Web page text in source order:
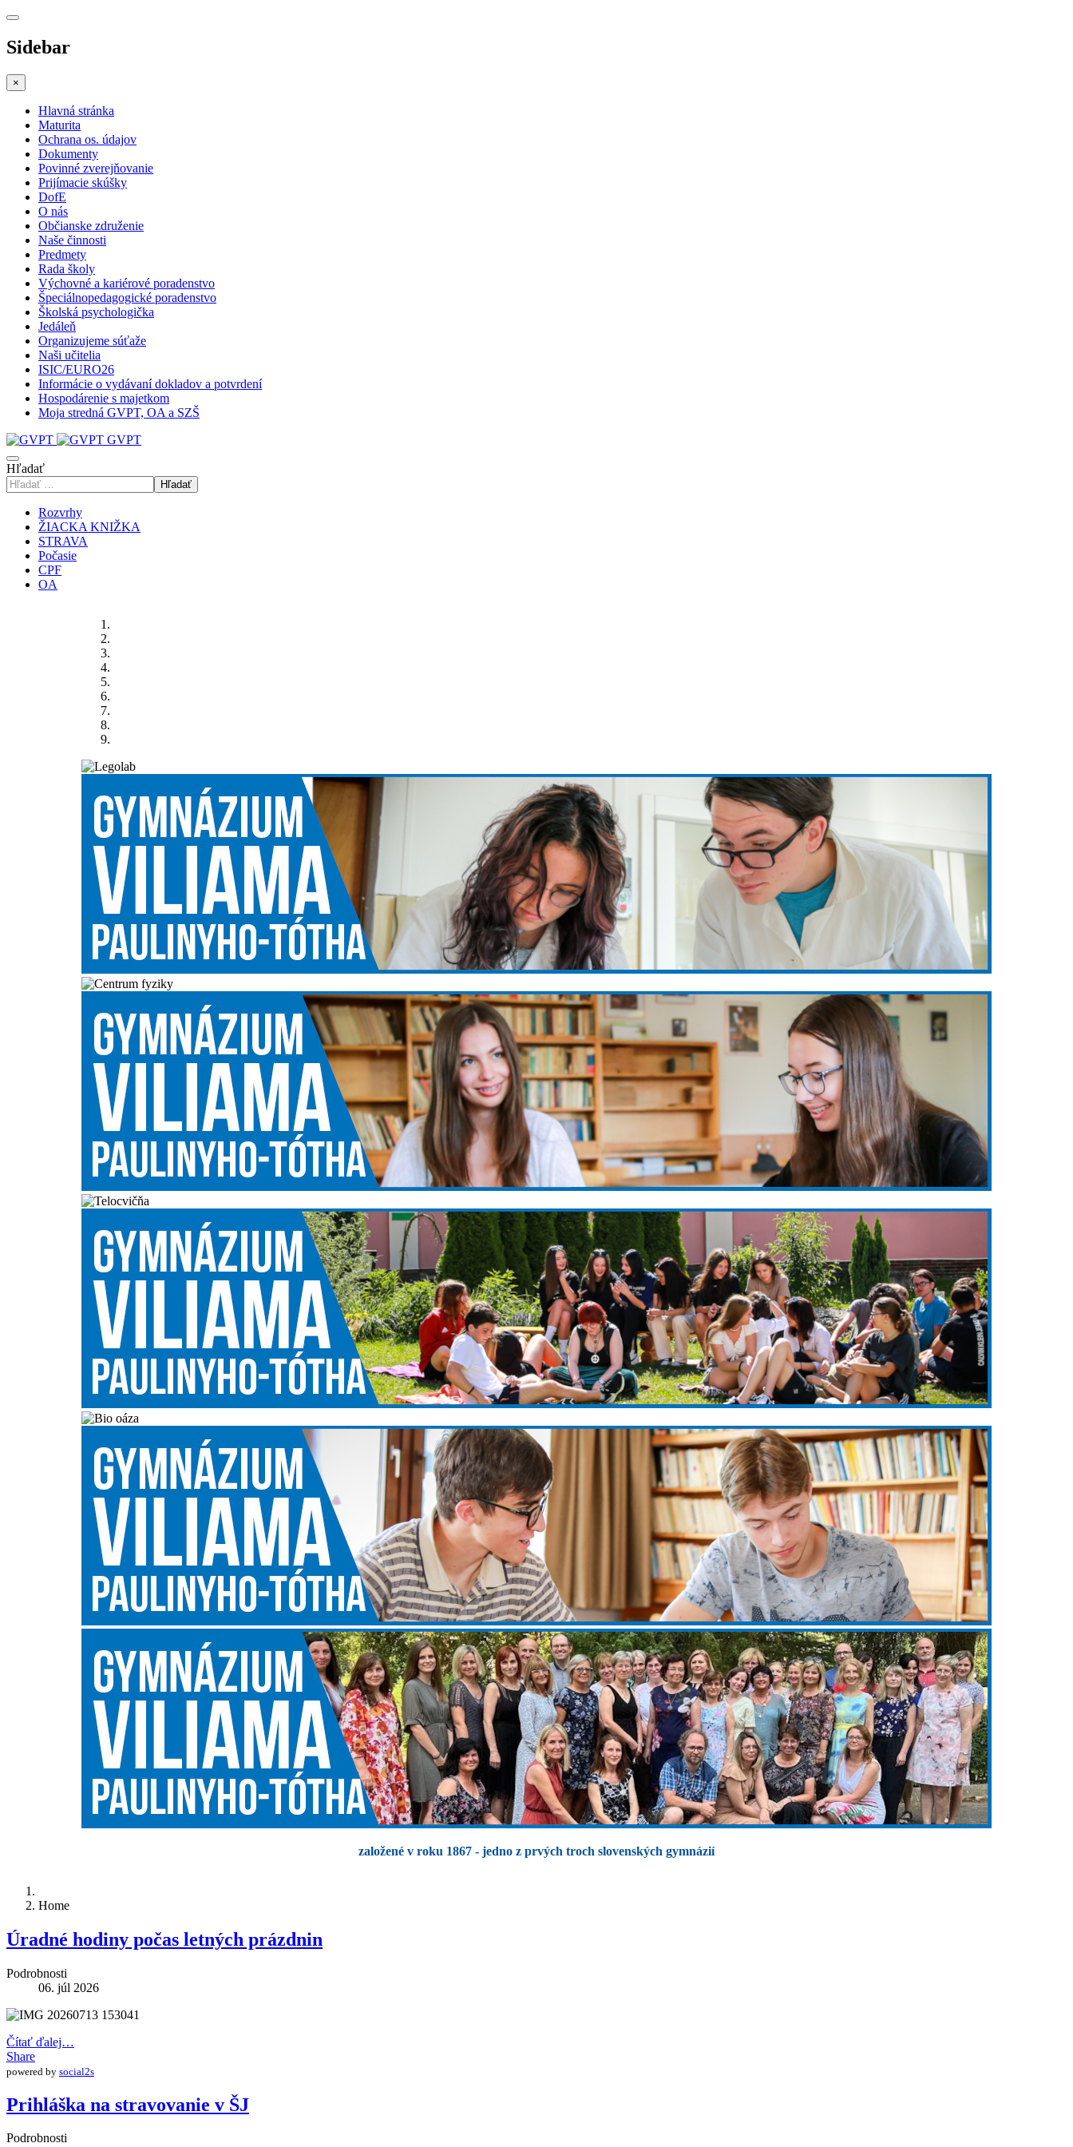
Sidebar
×
Hlavná stránka
Maturita
Ochrana os. údajov
Dokumenty
Povinné zverejňovanie
Prijímacie skúšky
DofE
O nás
Občianske združenie
Naše činnosti
Predmety
Rada školy
Výchovné a kariérové poradenstvo
Špeciálnopedagogické poradenstvo
Školská psychologička
Jedáleň
Organizujeme súťaže
Naši učitelia
ISIC/EURO26
Informácie o vydávaní dokladov a potvrdení
Hospodárenie s majetkom
Moja stredná GVPT, OA a SZŠ
GVPT
Hľadať
Hľadať
Rozvrhy
ŽIACKA KNIŽKA
STRAVA
Počasie
CPF
OA
založené v roku 1867 - jedno z prvých troch slovenských gymnázií
Home
Úradné hodiny počas letných prázdnin
Podrobnosti
06. júl 2026
Čítať ďalej…
Share
powered by social2s
Prihláška na stravovanie v ŠJ
Podrobnosti